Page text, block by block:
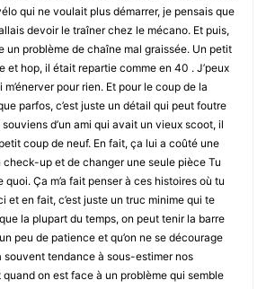
qui ne voulait plus démarrer, je pensais que
devoir le traîner chez le mécano. Et puis,
un problème de chaîne mal graissée. Un petit
et hop, il était repartie comme en 40 . J’peux
m’énerver pour rien. Et pour le coup de la
parfos, c’est juste un détail qui peut foutre
souviens d’un ami qui avait un vieux scoot, il
coup de neuf. En fait, ça lui a coûté une
check-up et de changer une seule pièce Tu
quoi. Ça m’a fait penser à ces histoires où tu
et en fait, c’est juste un truc minime qui te
la plupart du temps, on peut tenir la barre
peu de patience et qu’on ne se décourage
souvent tendance à sous-estimer nos
on est face à un problème qui semble